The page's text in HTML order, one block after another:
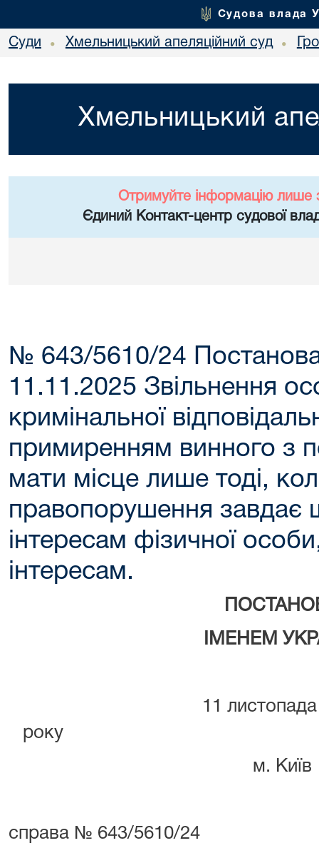
Судова влада
Суди • Хмельницький апеляційний суд •
Хмельницький
Отримуйте інформацію лише
Єдиний Контакт-центр судової
№ 643/5610/24
11.11.2025 Звільнення
кримінальної
примиренням винного з
мати місце лише тоді,
правопорушення завдає
інтересам фізичної
інтересам.
ІМЕНЕМ
11
м. Київ
справа № 643/5610/24